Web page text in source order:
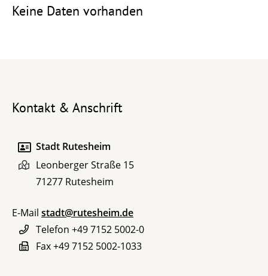
Keine Daten vorhanden
Kontakt & Anschrift
Stadt Rutesheim
Leonberger Straße 15
71277 Rutesheim
E-Mail stadt@rutesheim.de
Telefon +49 7152 5002-0
Fax+49 7152 5002-1033